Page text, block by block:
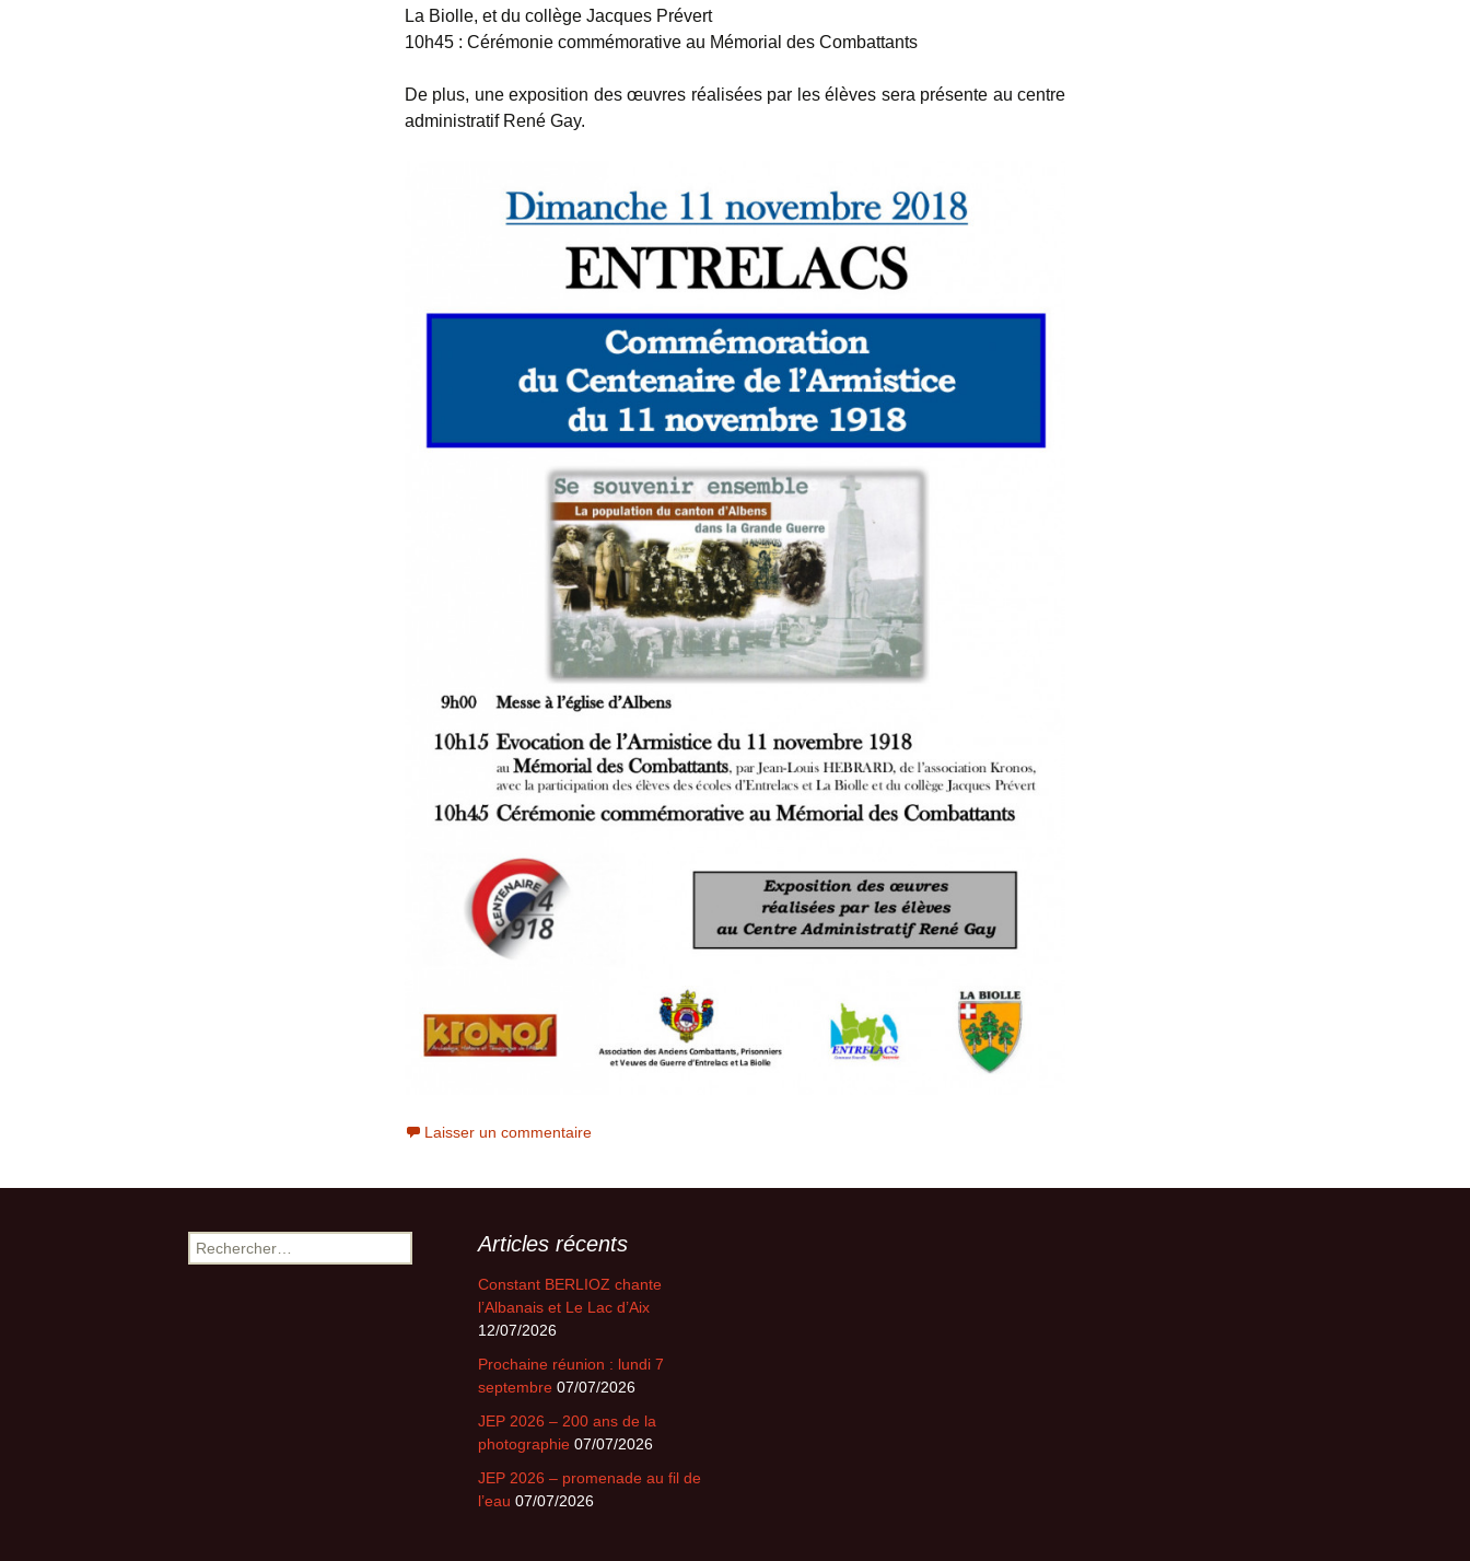
La Biolle, et du collège Jacques Prévert
10h45 : Cérémonie commémorative au Mémorial des Combattants
De plus, une exposition des œuvres réalisées par les élèves sera présente au centre
administratif René Gay.
Laisser un commentaire
Rechercher : Articles récents
Constant BERLIOZ chante
l’Albanais et Le Lac d’Aix
12/07/2026
Prochaine réunion : lundi 7
septembre 07/07/2026
JEP 2026 – 200 ans de la
photographie 07/07/2026
JEP 2026 – promenade au fil de
l’eau 07/07/2026